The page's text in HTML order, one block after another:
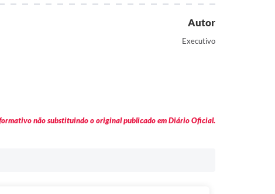
Autor
Executivo
não substituindo o original publicado em Diário Oficial.